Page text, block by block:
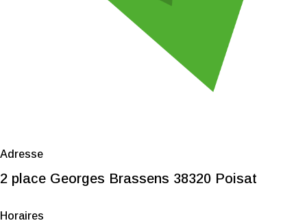
Adresse
2 place Georges Brassens 38320 Poisat
Horaires